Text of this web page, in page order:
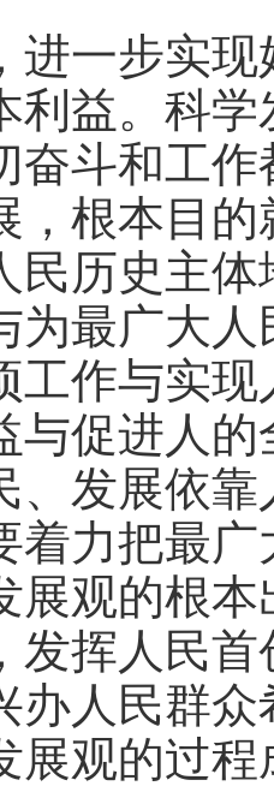
一步实现
利益。科
奋斗和工
，根本目
民历史主
为最广大
工作与实
与促进人
、发展依
着力把最
展观的根
发挥人民
办人民群
展观的过